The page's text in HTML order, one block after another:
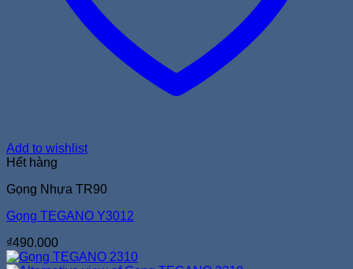
Add to wishlist
Hết hàng
Gọng Nhựa TR90
Gọng TEGANO Y3012
₫490.000